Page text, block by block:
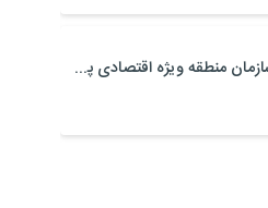
بازدید مدیرعامل سازمان منطقه ویژه اقتصادی پتروشیمی از موکب حضرت علی اکبر(ع) کارکنان منطقه ویژه اقتصادی پتروشیمی در مرز شلمچه